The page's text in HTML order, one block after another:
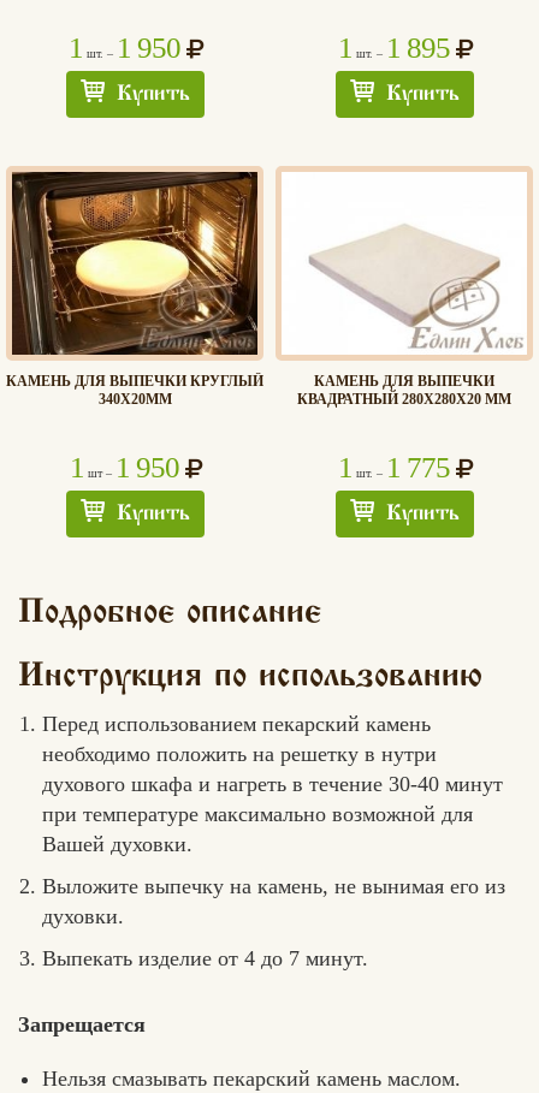
1 шт. – 1 950
Купить
1 шт. – 1 895
Купить
КАМЕНЬ ДЛЯ ВЫПЕЧКИ КРУГЛЫЙ
340Х20ММ
1 шт – 1 950
Купить
КАМЕНЬ ДЛЯ ВЫПЕЧКИ
КВАДРАТНЫЙ 280Х280Х20 ММ
1 шт. – 1 775
Купить
Подробное описание
Инструкция по использованию
Перед использованием пекарский камень
необходимо положить на решетку в нутри
духового шкафа и нагреть в течение 30-40 минут
при температуре максимально возможной для
Вашей духовки.
Выложите выпечку на камень, не вынимая его из
духовки.
Выпекать изделие от 4 до 7 минут.
Запрещается
Нельзя смазывать пекарский камень маслом.